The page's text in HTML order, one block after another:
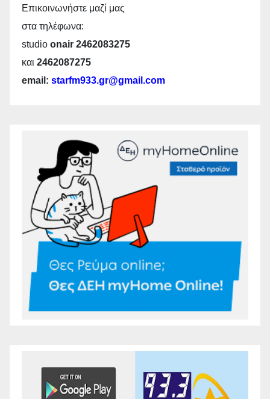
Επικοινωνήστε μαζί μας
στα τηλέφωνα:
studio onair 2462083275
και 2462087275
email: starfm933.gr@gmail.com